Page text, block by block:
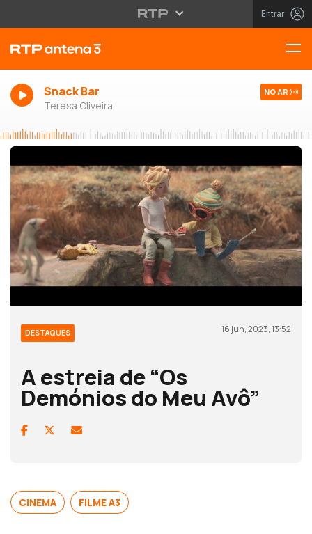
Entrar
Snack Bar
Teresa Oliveira
NO AR
DESTAQUES 16 jun, 2023, 13:52
A estreia de “Os
Demónios do Meu Avô”
CINEMA FILME A3